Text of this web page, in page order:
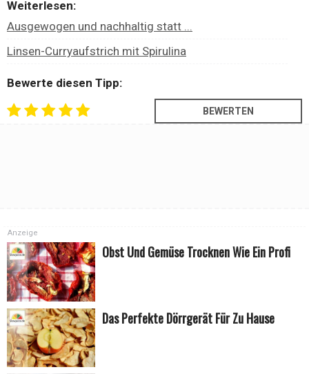
Weiterlesen:
Ausgewogen und nachhaltig statt ...
Linsen-Curryaufstrich mit Spirulina
Bewerte diesen Tipp:
Obst Und Gemüse Trocknen Wie Ein Profi
Das Perfekte Dörrgerät Für Zu Hause
Anzeige